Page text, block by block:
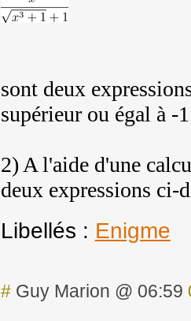
sont deux
supérieur ou égal à -
2) A l'aide d'une
deux expressions ci-
Libellés : Enigme
#Guy Marion @ 06:59